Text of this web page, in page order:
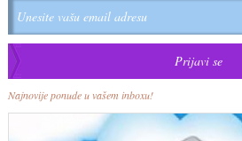
Najnovije ponude u vašem inboxu!